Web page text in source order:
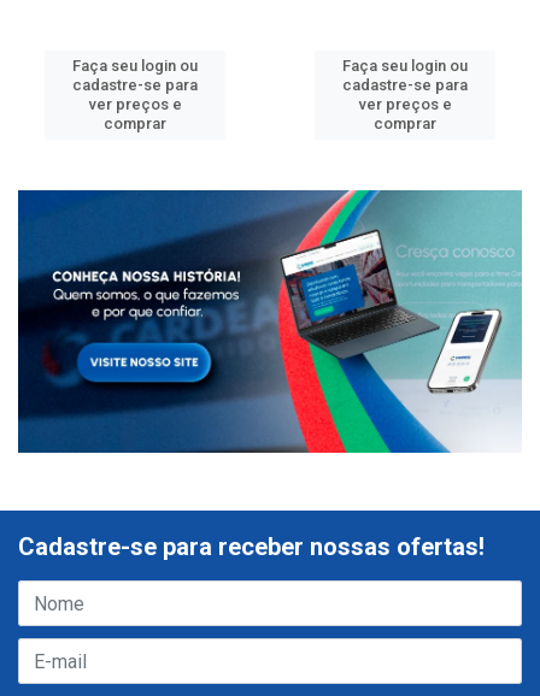
Faça seu login ou
cadastre-se para
ver preços e
comprar
Faça seu login ou
cadastre-se para
ver preços e
comprar
Cadastre-se para receber nossas ofertas!